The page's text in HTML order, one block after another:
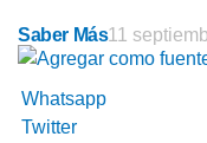
Saber Más11
Whatsapp
Twitter